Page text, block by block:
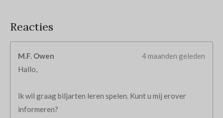
Reacties
M.F. Owen
4 maanden geleden
Hallo,
Ik wil graag biljarten leren spelen. Kunt u mij erover
informeren?